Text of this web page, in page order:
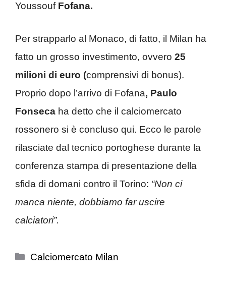
YoussoufFofana.
Per strapparlo al Monaco, di fatto, il Milan ha
fatto un grosso investimento, ovvero 25
milioni di euro (comprensivi di bonus).
Proprio dopo l’arrivo di Fofana, Paulo
Fonseca ha detto che il calciomercato
rossonero si è concluso qui. Ecco le parole
rilasciate dal tecnico portoghese durante la
conferenza stampa di presentazione della
sfida di domani contro il Torino: “Non ci
manca niente, dobbiamo far uscire
calciatori”.
Categorie
Calciomercato Milan